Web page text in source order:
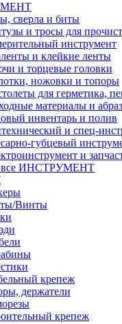
сверла и биты
и тросы для
инструмент
и клейкие ленты
и торцевые головки
ножовки и топоры
для герметика,
материалы и
инвентарь и полив
и спец-
губцевый
и
все ИНСТРУМЕНТ
Винты
крепеж
держатели
крепеж